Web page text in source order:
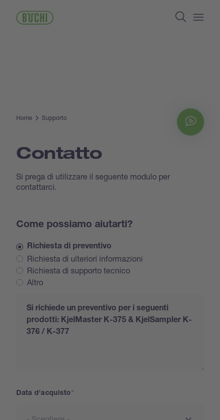
contenuto
Search
Home Supporto
Contatto
Si prega di utilizzare il seguente modulo per
contattarci.
Come possiamo aiutarti?
Richiesta di preventivo
Richiesta di ulteriori informazioni
Richiesta di supporto tecnico
Altro
Data d'acquisto